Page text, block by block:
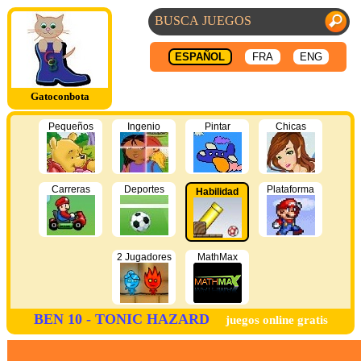
Gatoconbota
ESPAÑOL FRA ENG
Pequeños Ingenio Pintar Chicas
Carreras Deportes Habilidad Plataforma
2 Jugadores MathMax
BEN 10 - TONIC HAZARD juegos online gratis